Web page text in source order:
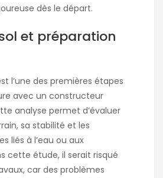
dès le départ.
et préparation
l’une des premières étapes
avec un constructeur
analyse permet d’évaluer
sa stabilité et les
liés à l’eau ou aux
cette étude, il serait risqué
car des problèmes